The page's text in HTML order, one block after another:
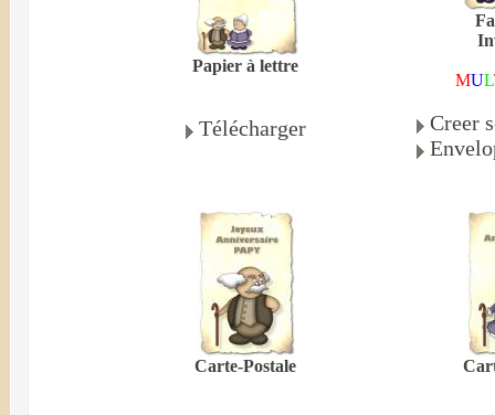
Papier à lettre
Télécharger
MUL
Creer
Carte-Postale